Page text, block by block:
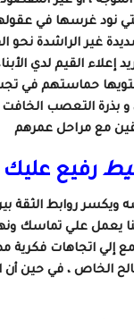
التي نود غرسها في
غير الراشدة
إعلاء القيم لدي
حماستهم في
و بذرة التعصب
مع مراحل عمرهم
رفيع
روابط الثقة
يعمل علي تماسك
إلي اتجاهات فكرية
الخاص ، في حين أن